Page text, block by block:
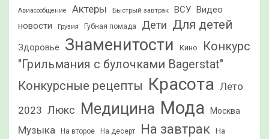
Авиасообщение Актеры Быстрый завтрак ВСУ
Видео
новости
Грузия Губная помада Дети Для детей
Здоровье Знаменитости Кино
Конкурс
"Грильмания с булочками Bagerstat"
Конкурсные рецепты Красота Лето
2023 Люкс Медицина Мода Москва
Музыка На второе На десерт На завтрак На